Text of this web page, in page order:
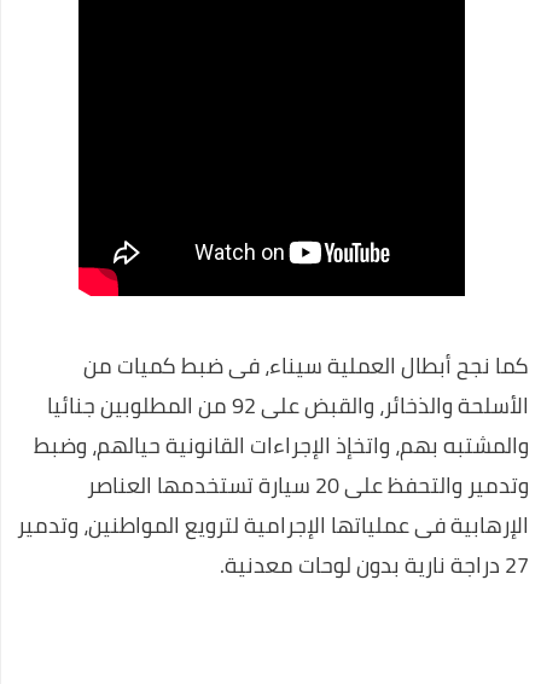
كيف تنشئ موقع تربح منه في 7 خطوات شرح خطوة بخطوة
كريم جاراميسين لعلاج البكتيريا
فيرس كورونا السلطات الصحية الصينية تؤكد على المريض صفر قد
مارس الجنس مع خفاش
رسميًا.. إلغاء امتحانات الشهادة الإعدادية
التعليم: امتحان الثانوية العامة فيما درسه الطالب حتى منهج
منتصف مارس
رئيس الوزراء يتفقد عددا من الأكمنة للتأكد من تطبيق قرارات حظر
كما نجح أبطال العملية سيناء، فى ضبط كميات من
الأسلحة والذخائر، والقبض على 92 من المطلوبين جنائيا
والمشتبه بهم، واتخإذ الإجراءات القانونية حيالهم، وضبط
وتدمير والتحفظ على 20 سيارة تستخدمها العناصر
الإرهابية فى عملياتها الإجرامية لترويع المواطنين، وتدمير
27 دراجة نارية بدون لوحات معدنية.